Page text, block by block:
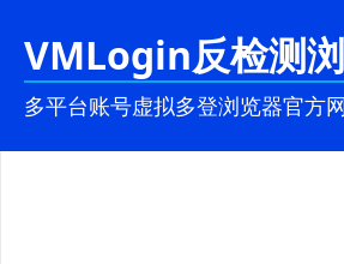
VMLogin反检测
多平台账号虚拟多登浏览器官方